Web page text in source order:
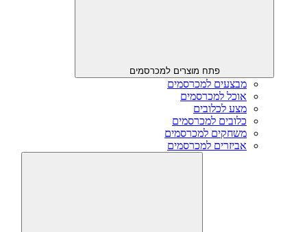
פתח מוצרים למכרסמים
מבצעים למכרסמים
אוכל למכרסמים
מצע לכלובים
כלובים למכרסמים
משחקים למכרסמים
אביזרים למכרסמים